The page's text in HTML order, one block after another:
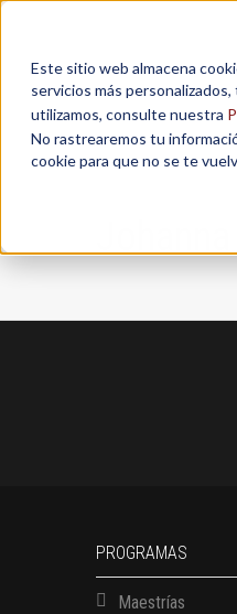
Este sitio web almacena
servicios más
utilizamos, consulte nuestra
No rastrearemos tu
cookie para que no se te
PROGRAMAS
Maestrías